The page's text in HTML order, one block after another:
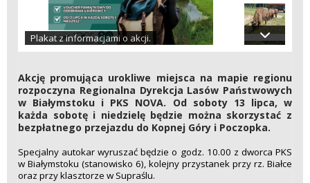
Plakat z informacjami o akcji.
Akcję promująca urokliwe miejsca na mapie regionu
rozpoczyna Regionalna Dyrekcja Lasów Państwowych
w Białymstoku i PKS NOVA. Od soboty 13 lipca, w
każda sobotę i niedzielę będzie można skorzystać z
bezpłatnego przejazdu do Kopnej Góry i Poczopka.
Specjalny autokar wyruszać będzie o godz. 10.00 z dworca PKS
w Białymstoku (stanowisko 6), kolejny przystanek przy rz. Białce
oraz przy klasztorze w Supraślu.